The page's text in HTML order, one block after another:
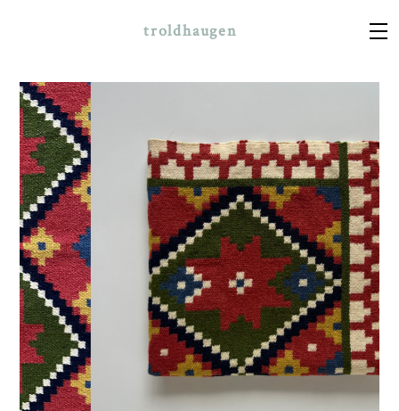
troldhaugen